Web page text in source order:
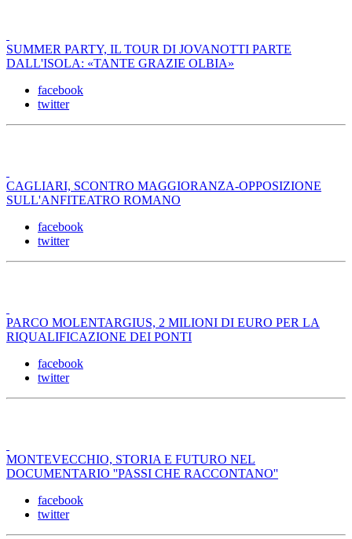
SUMMER PARTY, IL TOUR DI JOVANOTTI PARTE
DALL'ISOLA: «TANTE GRAZIE OLBIA»
facebook
twitter
CAGLIARI, SCONTRO MAGGIORANZA-OPPOSIZIONE
SULL'ANFITEATRO ROMANO
facebook
twitter
PARCO MOLENTARGIUS, 2 MILIONI DI EURO PER LA
RIQUALIFICAZIONE DEI PONTI
facebook
twitter
MONTEVECCHIO, STORIA E FUTURO NEL
DOCUMENTARIO ''PASSI CHE RACCONTANO''
facebook
twitter